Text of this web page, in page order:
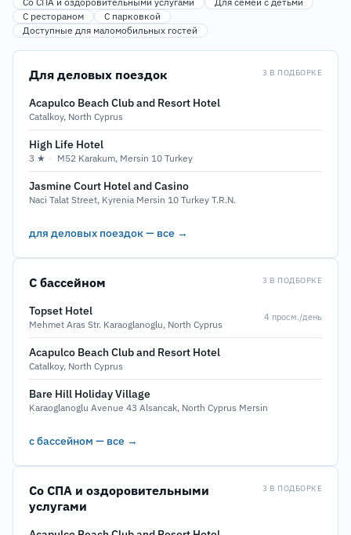
С рестораном
С парковкой
Доступные для маломобильных гостей
Для деловых поездок 3 В ПОДБОРКЕ
Acapulco Beach Club and Resort Hotel
Catalkoy, North Cyprus
High Life Hotel
3 ★ · M52 Karakum, Mersin 10 Turkey
Jasmine Court Hotel and Casino
Naci Talat Street, Kyrenia Mersin 10 Turkey T.R.N.
для деловых поездок — все →
С бассейном 3 В ПОДБОРКЕ
Topset Hotel
Mehmet Aras Str. Karaoglanoglu, North Cyprus
4 просм./день
Acapulco Beach Club and Resort Hotel
Catalkoy, North Cyprus
Bare Hill Holiday Village
Karaoglanoglu Avenue 43 Alsancak, North Cyprus Mersin
с бассейном — все →
Со СПА и оздоровительными
услугами
3 В ПОДБОРКЕ